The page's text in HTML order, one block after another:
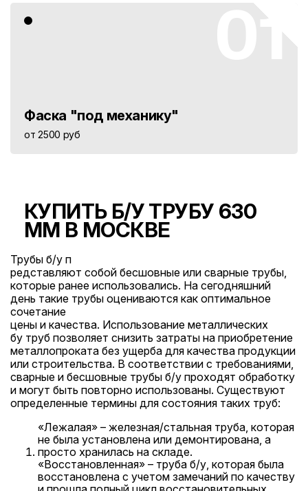
Фаска "под механику"
от 2500 руб
КУПИТЬ Б/У ТРУБУ 630
ММ В МОСКВЕ
Трубы б/у п
редставляют собой бесшовные или сварные трубы,
которые ранее использовались. На сегодняшний
день такие трубы оцениваются как оптимальное
сочетание
цены и качества. Использование металлических
бу труб позволяет снизить затраты на приобретение
металлопроката без ущерба для качества продукции
или строительства. В соответствии с требованиями,
сварные и бесшовные трубы б/у проходят обработку
и могут быть повторно использованы. Существуют
определенные термины для состояния таких труб:
«Лежалая» – железная/стальная труба, которая
не была установлена или демонтирована, а
просто хранилась на складе.
«Восстановленная» – труба б/у, которая была
восстановлена с учетом замечаний по качеству